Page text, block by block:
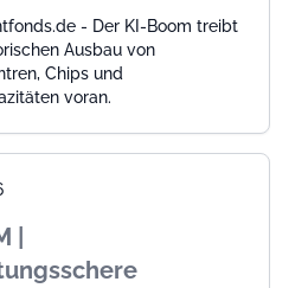
- Der KI-Boom treibt
Ausbau von
Chips und
voran.
|